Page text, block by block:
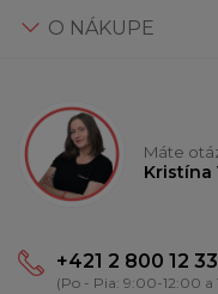
O NÁKUPE
Máte
Kristína
+421 2 800 12
(Po - Pia: 9:00-12:00 a